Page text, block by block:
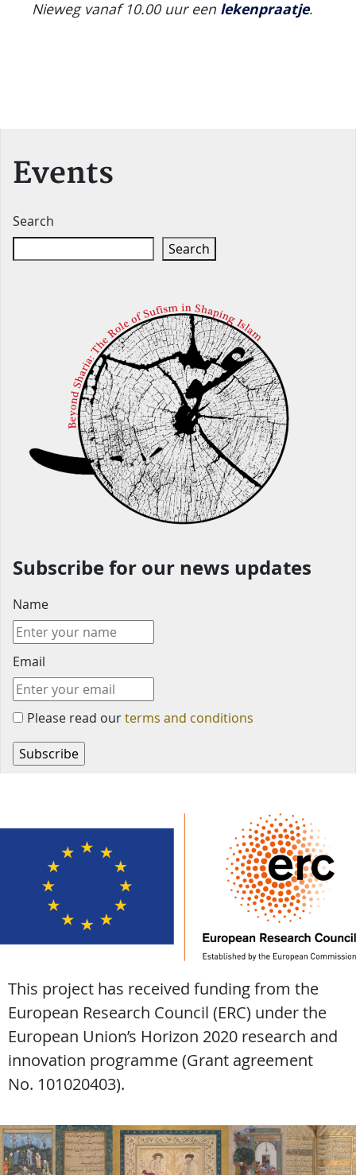
Nieweg vanaf 10.00 uur een lekenpraatje.
Events
Search
Search
Subscribe for our news updates
Name
Email
Please read ourterms and conditions
This project has received funding from the
European Research Council (ERC) under the
European Union’s Horizon 2020 research and
innovation programme (Grant agreement
No. 101020403).